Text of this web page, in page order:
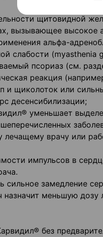
щитовидной
вызывающее
альфа-
слабости (myasthenia
псориаз (см.
реакция
и щиколоток или
десенсибилизации;
уменьшает
лечащему врачу или
импульсов в
замедление
меньшую дозу
без